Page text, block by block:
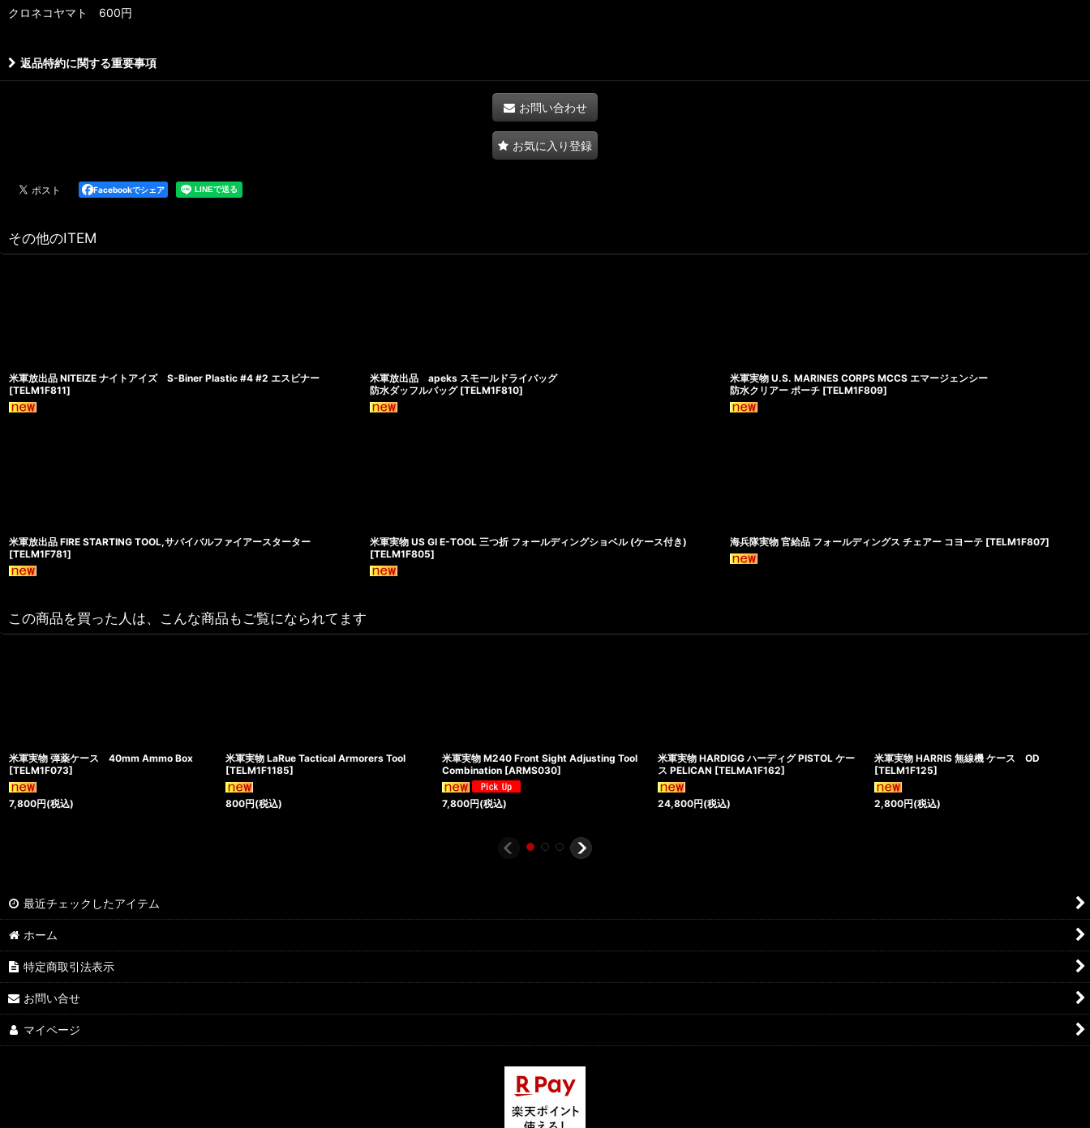
クロネコヤマト 600円
返品特約に関する重要事項
お問い合わせ
お気に入り登録
Facebookでシェア
その他のITEM
米軍放出品 NITEIZE ナイトアイズ S-Biner Plastic #4 #2 エスビナー
[TELM1F811]
米軍放出品 apeks スモールドライバッグ
防水ダッフルバッグ [TELM1F810]
米軍実物 U.S. MARINES CORPS MCCS エマージェンシー
防水クリアー ポーチ [TELM1F809]
米軍放出品 FIRE STARTING TOOL,サバイバルファイアースターター
[TELM1F781]
米軍実物 US GI E-TOOL 三つ折 フォールディングショベル (ケース付き)
[TELM1F805]
海兵隊実物 官給品 フォールディングス チェアー コヨーテ [TELM1F807]
この商品を買った人は、こんな商品もご覧になられてます
米軍実物 弾薬ケース 40mm Ammo Box
[TELM1F073]
7,800円(税込)
米軍実物 LaRue Tactical Armorers Tool
[TELM1F1185]
800円(税込)
米軍実物 M240 Front Sight Adjusting Tool
Combination [ARMS030]
7,800円(税込)
米軍実物 HARDIGG ハーディグ PISTOL ケー
ス PELICAN [TELMA1F162]
24,800円(税込)
米軍実物 HARRIS 無線機 ケース OD
[TELM1F125]
2,800円(税込)
最近チェックしたアイテム
ホーム
特定商取引法表示
お問い合せ
マイページ